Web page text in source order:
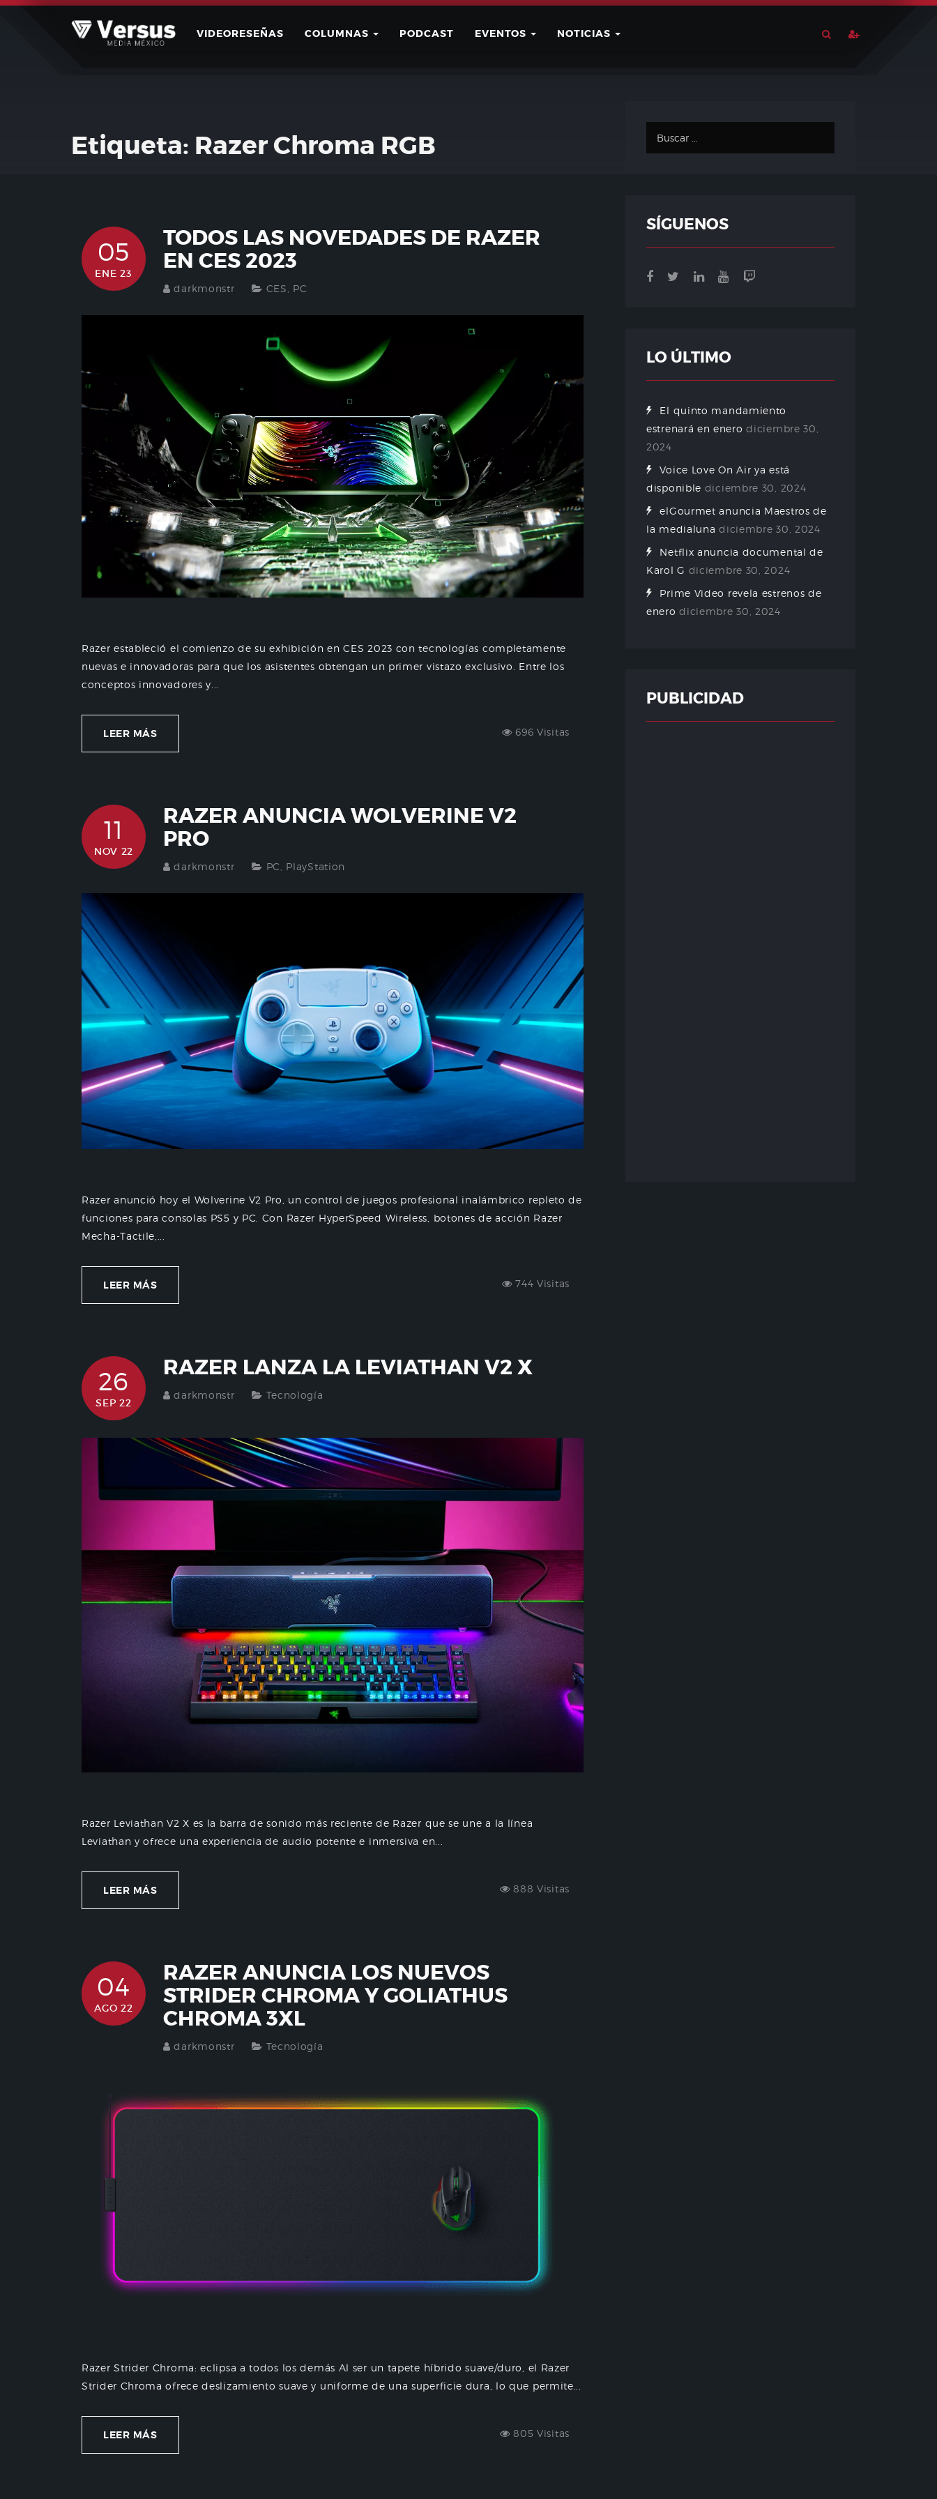
Skip
VIDEORESEÑAS COLUMNAS PODCAST EVENTOS NOTICIAS
Etiqueta: Razer Chroma RGB
05
ENE 23
TODOS LAS NOVEDADES DE RAZER
EN CES 2023
darkmonstr CES PC
Razer estableció el comienzo de su exhibición en CES 2023 con tecnologías completamente
nuevas e innovadoras para que los asistentes obtengan un primer vistazo exclusivo. Entre los
conceptos innovadores y...
LEER MÁS 696 Visitas
11
NOV 22
RAZER ANUNCIA WOLVERINE V2
PRO
darkmonstr PC PlayStation
Razer anunció hoy el Wolverine V2 Pro, un control de juegos profesional inalámbrico repleto de
funciones para consolas PS5 y PC. Con Razer HyperSpeed Wireless, botones de acción Razer
Mecha-Tactile,...
LEER MÁS 744 Visitas
26
SEP 22
RAZER LANZA LA LEVIATHAN V2 X
darkmonstr Tecnología
Razer Leviathan V2 X es la barra de sonido más reciente de Razer que se une a la línea
Leviathan y ofrece una experiencia de audio potente e inmersiva en...
LEER MÁS 888 Visitas
04
AGO 22
RAZER ANUNCIA LOS NUEVOS
STRIDER CHROMA Y GOLIATHUS
CHROMA 3XL
darkmonstr Tecnología
Razer Strider Chroma: eclipsa a todos los demás Al ser un tapete híbrido suave/duro, el Razer
Strider Chroma ofrece deslizamiento suave y uniforme de una superficie dura, lo que permite...
LEER MÁS 805 Visitas
SÍGUENOS
LO ÚLTIMO
El quinto mandamiento
estrenará en enero diciembre 30,
2024
Voice Love On Air ya está
disponible diciembre 30, 2024
elGourmet anuncia Maestros de
la medialuna diciembre 30, 2024
Netflix anuncia documental de
Karol G diciembre 30, 2024
Prime Video revela estrenos de
enero diciembre 30, 2024
PUBLICIDAD